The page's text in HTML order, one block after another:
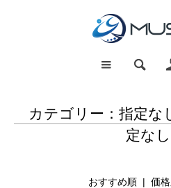
カテゴリー：指定な
定なし
おすすめ順 | 価